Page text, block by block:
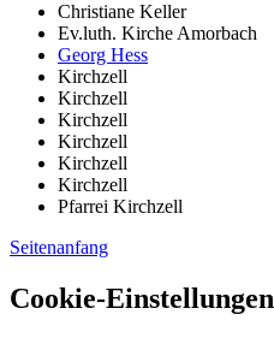
Christiane Keller
Ev.luth. Kirche Amorbach
Georg Hess
Kirchzell
Kirchzell
Kirchzell
Kirchzell
Kirchzell
Kirchzell
Pfarrei Kirchzell
Seitenanfang
Cookie-Einstellungen